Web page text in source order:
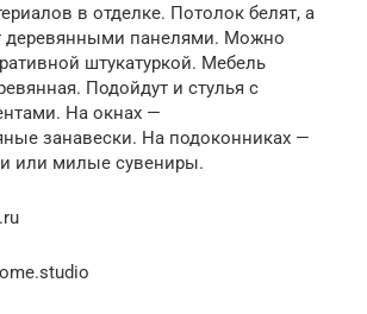
в отделке. Потолок белят, а
деревянными панелями. Можно
штукатуркой. Мебель
Подойдут и стулья с
На окнах —
занавески. На подоконниках —
или милые сувениры.